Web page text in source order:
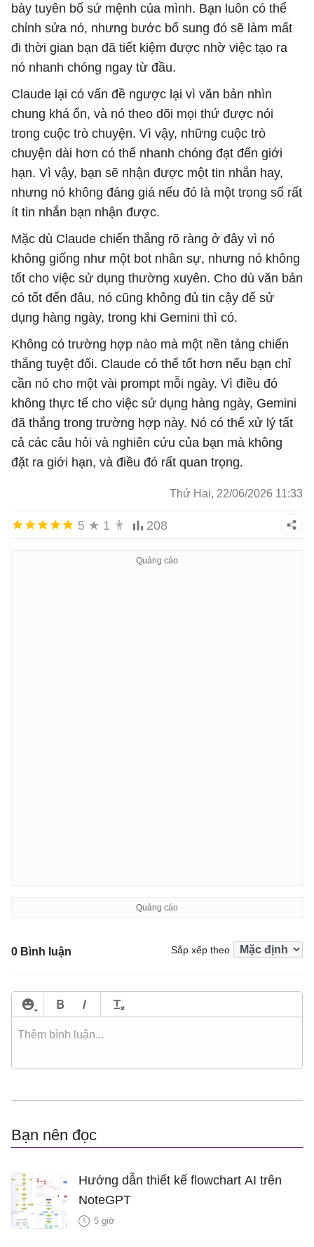
bày tuyên bố sứ mệnh của mình. Bạn luôn có thể
chỉnh sửa nó, nhưng bước bổ sung đó sẽ làm mất
đi thời gian bạn đã tiết kiệm được nhờ việc tạo ra
nó nhanh chóng ngay từ đầu.
Claude lại có vấn đề ngược lại vì văn bản nhìn
chung khá ổn, và nó theo dõi mọi thứ được nói
trong cuộc trò chuyện. Vì vậy, những cuộc trò
chuyện dài hơn có thể nhanh chóng đạt đến giới
hạn. Vì vậy, bạn sẽ nhận được một tin nhắn hay,
nhưng nó không đáng giá nếu đó là một trong số rất
ít tin nhắn bạn nhận được.
Mặc dù Claude chiến thắng rõ ràng ở đây vì nó
không giống như một bot nhân sự, nhưng nó không
tốt cho việc sử dụng thường xuyên. Cho dù văn bản
có tốt đến đâu, nó cũng không đủ tin cậy để sử
dụng hàng ngày, trong khi Gemini thì có.
Không có trường hợp nào mà một nền tảng chiến
thắng tuyệt đối. Claude có thể tốt hơn nếu bạn chỉ
cần nó cho một vài prompt mỗi ngày. Vì điều đó
không thực tế cho việc sử dụng hàng ngày, Gemini
đã thắng trong trường hợp này. Nó có thể xử lý tất
cả các câu hỏi và nghiên cứu của bạn mà không
đặt ra giới hạn, và điều đó rất quan trọng.
Thứ Hai, 22/06/2026 11:33
5 ★ 1 👨 208
0 Bình luận Sắp xếp theo
Bạn nên đọc
Hướng dẫn thiết kế flowchart AI trên
NoteGPT
5 giờ